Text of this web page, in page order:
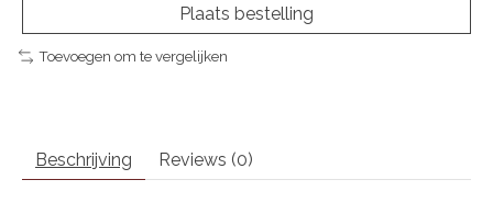
Plaats bestelling
Toevoegen om te vergelijken
Beschrijving Reviews (0)